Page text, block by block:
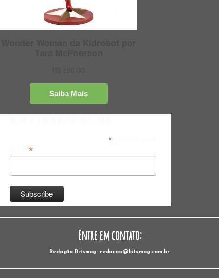
*indicates required
*
Entre em contato:
Redação Bitsmag: redacao@bitsmag.com.br